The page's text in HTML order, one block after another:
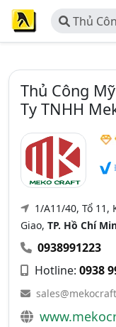
Thủ
Công Ty
Thủ Công
Ty TNHH
1/A11/40, Tổ 11,
Giao, TP. Hồ Chí
0938991223
Hotline: 0938